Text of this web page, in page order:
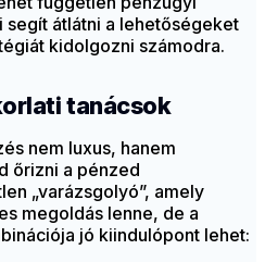
átlátni a lehetőségeket
kidolgozni számodra.
tanácsok
nem luxus, hanem
őrizni a pénzed
„varázsgolyó”, amely
megoldás lenne, de a
jó kiindulópont lehet: